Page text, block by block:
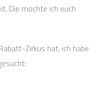
Die möchte ich euch
Zirkus hat, ich habe